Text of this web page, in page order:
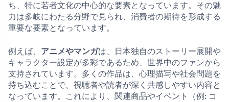
ち、特に若者文化の中心的な要素となっています。その魅
力は多岐にわたる分野で見られ、消費者の期待を形成する
重要な要素となっています。
例えば、 アニメやマンガは、日本独自のストーリー展開や
キャラクター設定が多彩であるため、世界中のファンから
支持されています。多くの作品は、心理描写や社会問題を
持ち込むことで、視聴者や読者が深く共感しやすい内容と
なっています。これにより、関連商品やイベント（例: コ